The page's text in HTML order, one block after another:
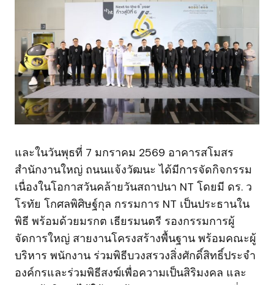
และในวันพุธที่ 7 มกราคม 2569 อาคารสโมสร
สำนักงานใหญ่ ถนนแจ้งวัฒนะ ได้มีการจัดกิจกรรม
เนื่องในโอกาสวันคล้ายวันสถาปนา NT โดยมี ดร. ว
โรทัย โกศลพิศิษฐ์กุล กรรมการ NT เป็นประธานใน
พิธี พร้อมด้วยมรกต เธียรมนตรี รองกรรมการผู้
จัดการใหญ่ สายงานโครงสร้างพื้นฐาน พร้อมคณะผู้
บริหาร พนักงาน ร่วมพิธีบวงสรวงสิ่งศักดิ์สิทธิ์ประจำ
องค์กรและร่วมพิธีสงฆ์เพื่อความเป็นสิริมงคล และ